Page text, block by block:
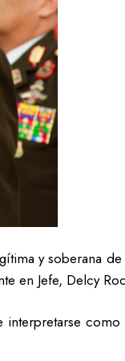
y soberana
en Jefe, Delcy